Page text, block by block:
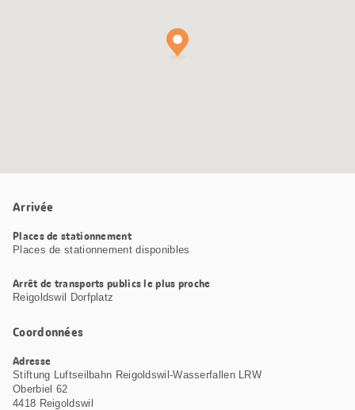
Arrivée
Places de stationnement
Places de stationnement disponibles
Arrêt de transports publics le plus proche
Reigoldswil Dorfplatz
Coordonnées
Adresse
Stiftung Luftseilbahn Reigoldswil-Wasserfallen LRW
Oberbiel 62
4418 Reigoldswil